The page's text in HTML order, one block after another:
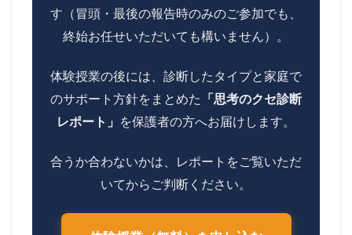
す（冒頭・最後の報告時のみのご参加でも、
終始お任せいただいても構いません）。
体験授業の後には、診断したタイプと家庭で
のサポート方針をまとめた 「思考のクセ診断
レポート」 を保護者の方へお届けします。
合うか合わないかは、レポートをご覧いただ
いてからご判断ください。